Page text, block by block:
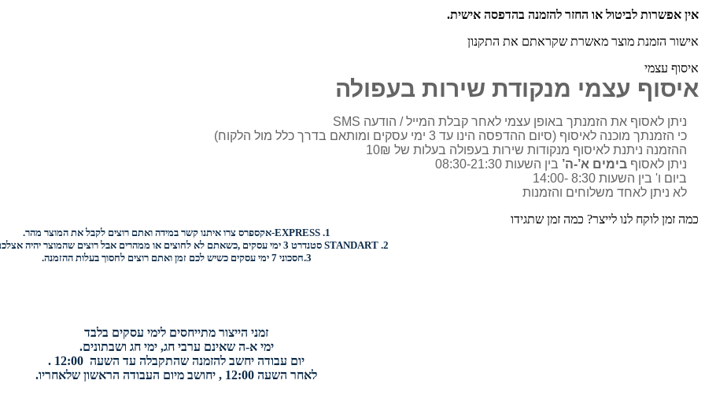
אין אפשרות לביטול או החזר להזמנה בהדפסה אישית.
אישור הזמנת מוצר מאשרת שקראתם את התקנון
איסוף עצמי
איסוף עצמי מנקודת שירות בעפולה
ניתן לאסוף את הזמנתך באופן עצמי לאחר קבלת המייל / הודעה SMS
כי הזמנתך מוכנה לאיסוף (סיום ההדפסה הינו עד 3 ימי עסקים ומותאם בדרך כלל מול הלקוח)
ההזמנה ניתנת לאיסוף מנקודות שירות בעפולה בעלות של 10₪
ניתן לאסוף בימים א’-ה’ בין השעות 08:30-21:30
ביום ו' בין השעות 8:30 -14:00
לא ניתן לאחד משלוחים והזמנות
כמה זמן לוקח לנו לייצר? כמה זמן שתגידו
1.
EXPRESS- אקספרס צרו איתנו קשר במידה ואתם רוצים לקבל את המוצר מהר.
2.
STANDART סטנדרט 3 ימי עסקים ,כשאתם לא לחוצים או ממהרים אבל רוצים שהמוצר יהיה אצלכם בהקדם.
3. חסכוני7 ימי עסקים כשיש לכם זמן ואתם רוצים לחסוך בעלות ההזמנה.
זמני הייצור מתייחסים לימי עסקים בלבד
ימי א-ה שאינם ערבי חג, ימי חג ושבתונים.
יום עבודה יחשב להזמנה שהתקבלה עד השעה 12:00 .
לאחר השעה 12:00 , יחושב מיום העבודה הראשון שלאחריו.